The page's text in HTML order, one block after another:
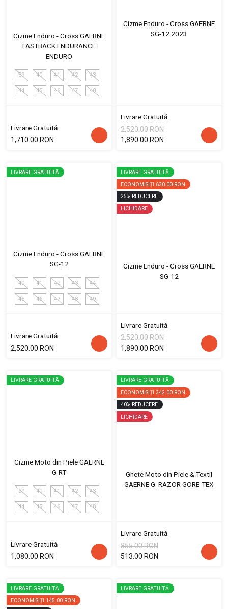
Cizme Enduro - Cross GAERNE
FASTBACK ENDURANCE
ENDURO
39 40 41 42 43
44 45 46 47 48
Livrare Gratuită
1,710.00 RON
Cizme Enduro - Cross GAERNE
SG-12 2023
Livrare Gratuită
2,520.00 RON
1,890.00 RON
LIVRARE GRATUITĂ
Cizme Enduro - Cross GAERNE
SG-12
40 41 42 43 44
45 46 47 48 49
Livrare Gratuită
2,520.00 RON
LIVRARE GRATUITĂ
ECONOMISIȚI 630.00 RON
25% REDUCERE
LICHIDARE
Cizme Enduro - Cross GAERNE
SG-12
Livrare Gratuită
2,520.00 RON
1,890.00 RON
LIVRARE GRATUITĂ
Cizme Moto din Piele GAERNE
G-RT
39 40 41 42 43
44 45 46 47 48
Livrare Gratuită
1,080.00 RON
LIVRARE GRATUITĂ
ECONOMISIȚI 342.00 RON
40% REDUCERE
LICHIDARE
Ghete Moto din Piele & Textil
GAERNE G. RAZOR GORE-TEX
Livrare Gratuită
855.00 RON
513.00 RON
LIVRARE GRATUITĂ
ECONOMISIȚI 145.00 RON
LIVRARE GRATUITĂ